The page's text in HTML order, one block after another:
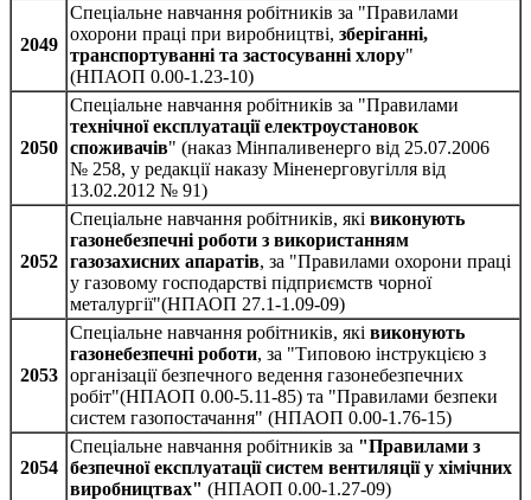
2049
Спеціальне навчання робітників за "Правилами
охорони праці при виробництві, зберіганні,
транспортуванні та застосуванні хлору"
(НПАОП 0.00-1.23-10)
2050
Спеціальне навчання робітників за "Правилами
технічної експлуатації електроустановок
споживачів" (наказ Мінпаливенерго від 25.07.2006
№ 258, у редакції наказу Міненерговугілля від
13.02.2012 № 91)
2052
Спеціальне навчання робітників, які виконують
газонебезпечні роботи з використанням
газозахисних апаратів, за "Правилами охорони праці
у газовому господарстві підприємств чорної
металургії"(НПАОП 27.1-1.09-09)
2053
Спеціальне навчання робітників, які виконують
газонебезпечні роботи, за "Типовою інструкцією з
організації безпечного ведення газонебезпечних
робіт"(НПАОП 0.00-5.11-85) та "Правилами безпеки
систем газопостачання" (НПАОП 0.00-1.76-15)
2054
Спеціальне навчання робітників за "Правилами з
безпечної експлуатації систем вентиляції у хімічних
виробництвах" (НПАОП 0.00-1.27-09)